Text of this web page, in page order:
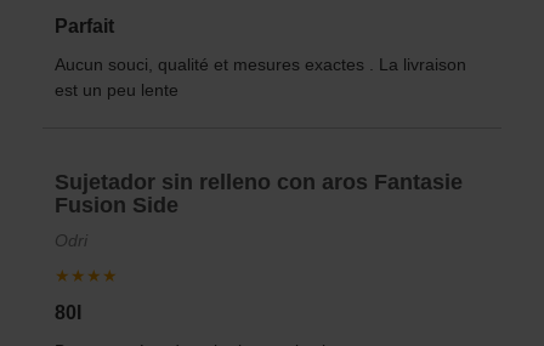
Parfait
Aucun souci, qualité et mesures exactes . La livraison
est un peu lente
Sujetador sin relleno con aros Fantasie
Fusion Side
Odri
★★★★
80I